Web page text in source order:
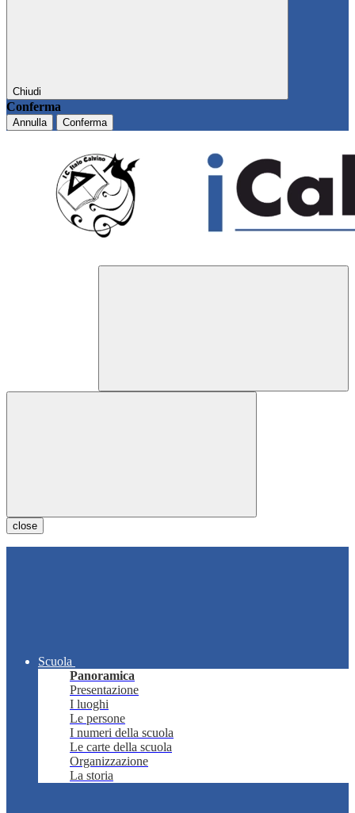
Chiudi
Conferma
Annulla Conferma
close
Scuola
Panoramica
Presentazione
I luoghi
Le persone
I numeri della scuola
Le carte della scuola
Organizzazione
La storia